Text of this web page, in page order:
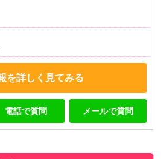
を詳しく見てみる
電話で質問 メールで質問